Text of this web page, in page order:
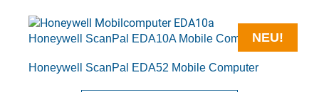
NEU!
Honeywell ScanPal EDA10A Mobile Computer
Honeywell ScanPal EDA52 Mobile Computer